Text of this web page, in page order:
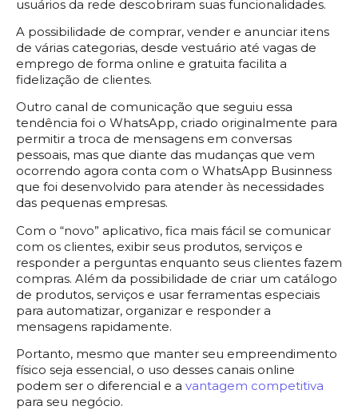
usuários da rede descobriram suas funcionalidades.
A possibilidade de comprar, vender e anunciar itens
de várias categorias, desde vestuário até vagas de
emprego de forma online e gratuita facilita a
fidelização de clientes.
Outro canal de comunicação que seguiu essa
tendência foi o WhatsApp, criado originalmente para
permitir a troca de mensagens em conversas
pessoais, mas que diante das mudanças que vem
ocorrendo agora conta com o WhatsApp Businness
que foi desenvolvido para atender às necessidades
das pequenas empresas.
Com o “novo” aplicativo, fica mais fácil se comunicar
com os clientes, exibir seus produtos, serviços e
responder a perguntas enquanto seus clientes fazem
compras. Além da possibilidade de criar um catálogo
de produtos, serviços e usar ferramentas especiais
para automatizar, organizar e responder a
mensagens rapidamente.
Portanto, mesmo que manter seu empreendimento
físico seja essencial, o uso desses canais online
podem ser o diferencial e a vantagem competitiva
para seu negócio.